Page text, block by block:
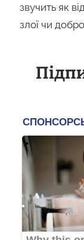
звучить як
злої чи